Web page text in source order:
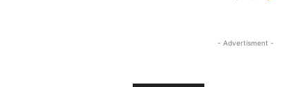
- Advertisment -